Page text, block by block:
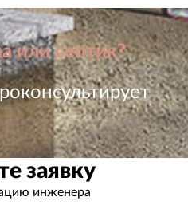
или септик?
заявку
инженера